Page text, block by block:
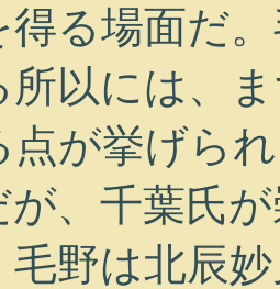
る場面だ
以には、
が挙げら
が、千葉氏
毛野は北辰